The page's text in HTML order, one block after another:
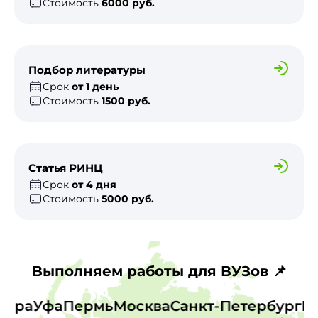
Стоимость 6000 руб.
Подбор литературы
Срок от 1 день
Стоимость 1500 руб.
Статья РИНЦ
Срок от 4 дня
Стоимость 5000 руб.
Выполняем работы для ВУЗов 📌
УфаПермьМоскваСанкт-Петербург